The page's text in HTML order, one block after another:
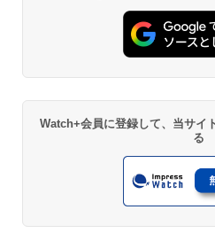
Watch+会員に登録して、当サイ
る